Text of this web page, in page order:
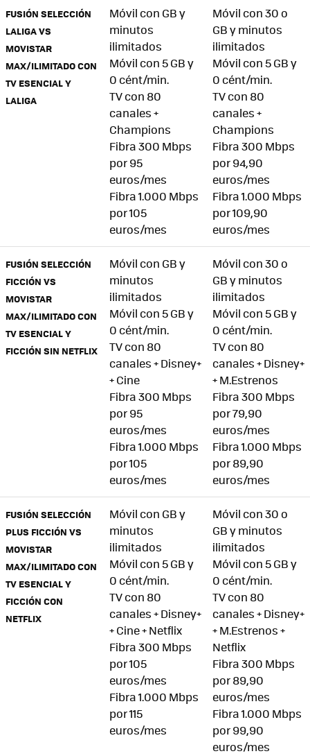
FUSIÓN SELECCIÓN
LALIGA VS
MOVISTAR
MAX/ILIMITADO CON
TV ESENCIAL Y
LALIGA
Móvil con GB y
minutos
ilimitados
Móvil con 5 GB y
0 cént/min.
TV con 80
canales +
Champions
Fibra 300 Mbps
por 95
euros/mes
Fibra 1.000 Mbps
por 105
euros/mes
Móvil con 30 o
GB y minutos
ilimitados
Móvil con 5 GB y
0 cént/min.
TV con 80
canales +
Champions
Fibra 300 Mbps
por 94,90
euros/mes
Fibra 1.000 Mbps
por 109,90
euros/mes
FUSIÓN SELECCIÓN
FICCIÓN VS
MOVISTAR
MAX/ILIMITADO CON
TV ESENCIAL Y
FICCIÓN SIN NETFLIX
Móvil con GB y
minutos
ilimitados
Móvil con 5 GB y
0 cént/min.
TV con 80
canales + Disney+
+ Cine
Fibra 300 Mbps
por 95
euros/mes
Fibra 1.000 Mbps
por 105
euros/mes
Móvil con 30 o
GB y minutos
ilimitados
Móvil con 5 GB y
0 cént/min.
TV con 80
canales + Disney+
+ M.Estrenos
Fibra 300 Mbps
por 79,90
euros/mes
Fibra 1.000 Mbps
por 89,90
euros/mes
FUSIÓN SELECCIÓN
PLUS FICCIÓN VS
MOVISTAR
MAX/ILIMITADO CON
TV ESENCIAL Y
FICCIÓN CON
NETFLIX
Móvil con GB y
minutos
ilimitados
Móvil con 5 GB y
0 cént/min.
TV con 80
canales + Disney+
+ Cine + Netflix
Fibra 300 Mbps
por 105
euros/mes
Fibra 1.000 Mbps
por 115
euros/mes
Móvil con 30 o
GB y minutos
ilimitados
Móvil con 5 GB y
0 cént/min.
TV con 80
canales + Disney+
+ M.Estrenos +
Netflix
Fibra 300 Mbps
por 89,90
euros/mes
Fibra 1.000 Mbps
por 99,90
euros/mes